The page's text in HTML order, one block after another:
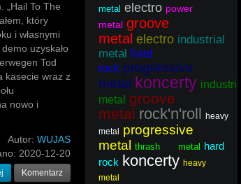
„Hail To The
który
i własnymi
uzyskało
Tod
kasecie wraz z
nowo i
Autor: WUJAS
2020-12-20
Komentarz
metal electro power
metal groove
metal electro industrial
metal hard
rock progressive
metal koncerty industrial
metal
groove
metal rock'n'roll heavy
metal
progressive
metal
thrash metal hard
rock koncerty heavy
metal